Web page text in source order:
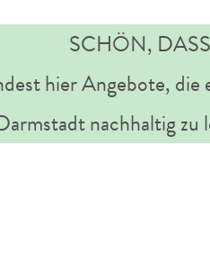
SCHÖN,
hier Angebote, die
nachhaltig zu